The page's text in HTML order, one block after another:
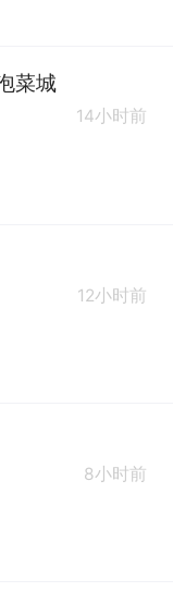
菜城
14小时前
12小时前
8小时前